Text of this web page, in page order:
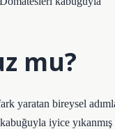
mu?
yaratan bireysel
iyice yıkanmış